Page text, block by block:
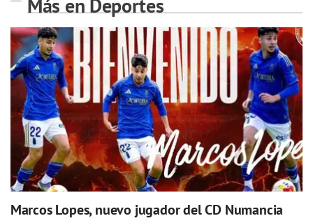
Más en Deportes
Marcos Lopes, nuevo jugador del CD Numancia